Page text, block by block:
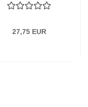
27,75 EUR